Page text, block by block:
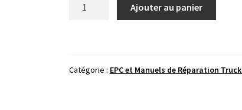
2022
Ajouter au panier
Catégorie : EPC et Manuels de Réparation